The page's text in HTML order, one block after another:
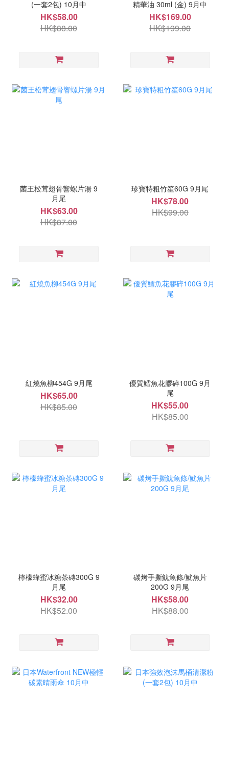
(一套2包) 10月中
HK$58.00
HK$88.00
精華油 30ml (金) 9月中
HK$169.00
HK$199.00
菌王松茸翅骨響螺片湯 9
月尾
HK$63.00
HK$87.00
珍寶特粗竹笙60G 9月尾
HK$78.00
HK$99.00
紅燒魚柳454G 9月尾
HK$65.00
HK$85.00
優質鱈魚花膠碎100G 9月
尾
HK$55.00
HK$85.00
檸檬蜂蜜冰糖茶磚300G 9
月尾
HK$32.00
HK$52.00
碳烤手撕魷魚條/魷魚片
200G 9月尾
HK$58.00
HK$88.00